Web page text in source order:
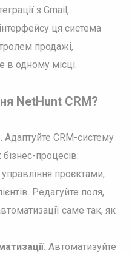
з Gmail,
ця система
продажі,
в одному місці.
NetHunt CRM?
Адаптуйте CRM-систему
процесів:
проєктами,
Редагуйте поля,
саме так, як
Автоматизуйте